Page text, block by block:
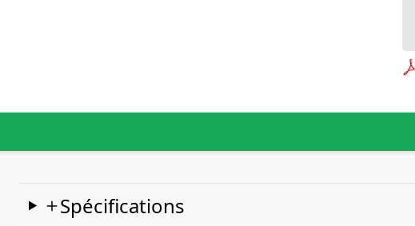
Spécifications